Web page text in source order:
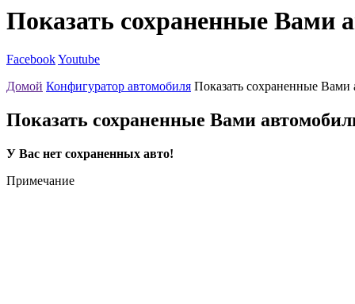
Показать сохраненные Вами
FacebookYoutube
Домой Конфигуратор автомобиля Показать сохраненные Вами
Показать сохраненные Вами
У Вас нет сохраненных авто!
Примечание